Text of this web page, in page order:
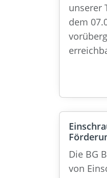
unserer
dem
Die BG
von